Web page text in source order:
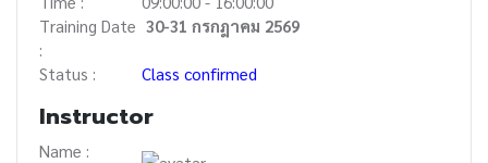
Training Date
:
30-31 กรกฎาคม 2569
Status : Class confirmed
Instructor
Name :